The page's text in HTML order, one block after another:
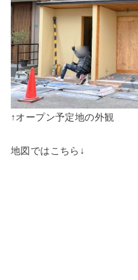
↑オープン予定地の外観
地図ではこちら↓